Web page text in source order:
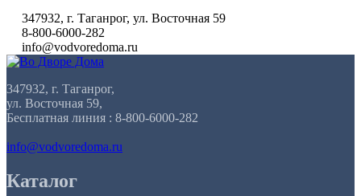
347932, г. Таганрог, ул. Восточная 59
8-800-6000-282
info@vodvoredoma.ru
347932, г. Таганрог,
ул. Восточная 59,
Бесплатная линия : 8-800-6000-282
info@vodvoredoma.ru
Каталог